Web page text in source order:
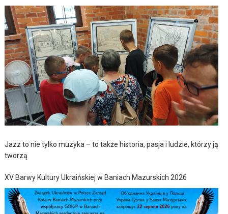
Jazz to nie tylko muzyka – to także historia, pasja i ludzie, którzy ją
tworzą
XV Barwy Kultury Ukraińskiej w Baniach Mazurskich 2026